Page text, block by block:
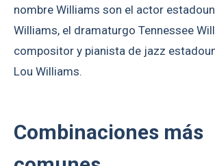
nombre Williams son el actor
Williams, el dramaturgo Tennessee
compositor y pianista de jazz
Lou Williams.
Combinaciones más